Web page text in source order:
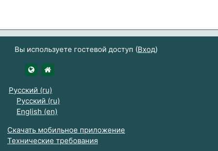
Вы используете гостевой доступ (Вход)
https://udsau.ru
Русский ‎(ru)‎
Русский ‎(ru)‎
English ‎(en)‎
Скачать мобильное приложение
Технические требования